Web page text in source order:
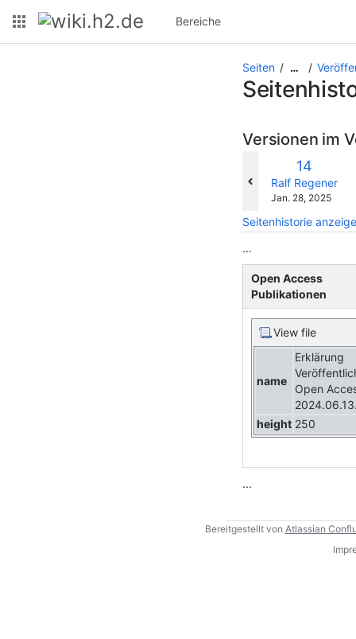
Bereiche
Seiten …
Versionen im
Alte
Version
14
Ralf Regener
Gespeichert
Jan. 28, 2025
Seitenhistorie
...
Open Access
Publikationen
View file
name
Erklärung
Open
height 250
...
Bereitgestellt von Atlassian